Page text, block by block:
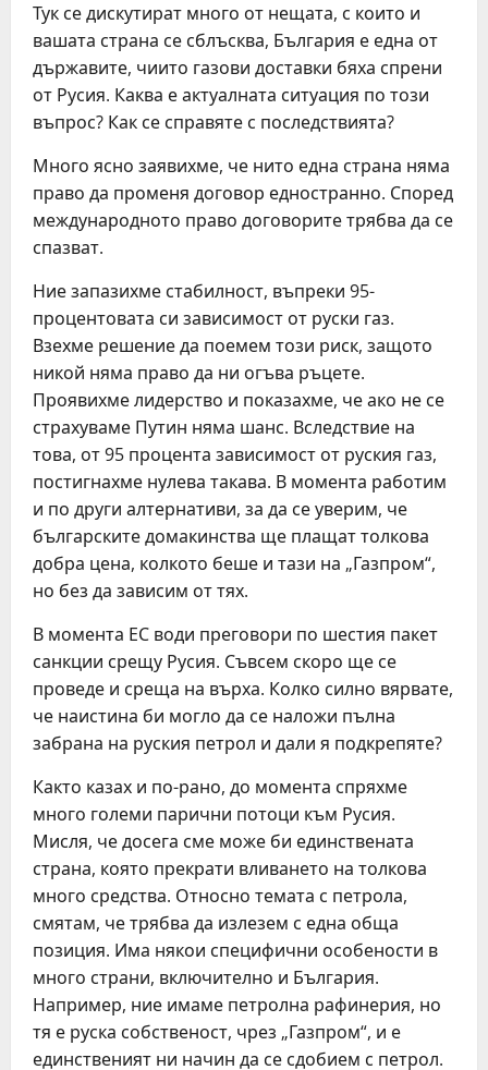
Тук се дискутират много от нещата, с които и
вашата страна се сблъсква, България е една от
държавите, чиито газови доставки бяха спрени
от Русия. Каква е актуалната ситуация по този
въпрос? Как се справяте с последствията?
Много ясно заявихме, че нито една страна няма
право да променя договор едностранно. Според
международното право договорите трябва да се
спазват.
Ние запазихме стабилност, въпреки 95-
процентовата си зависимост от руски газ.
Взехме решение да поемем този риск, защото
никой няма право да ни огъва ръцете.
Проявихме лидерство и показахме, че ако не се
страхуваме Путин няма шанс. Вследствие на
това, от 95 процента зависимост от руския газ,
постигнахме нулева такава. В момента работим
и по други алтернативи, за да се уверим, че
българските домакинства ще плащат толкова
добра цена, колкото беше и тази на „Газпром“,
но без да зависим от тях.
В момента ЕС води преговори по шестия пакет
санкции срещу Русия. Съвсем скоро ще се
проведе и среща на върха. Колко силно вярвате,
че наистина би могло да се наложи пълна
забрана на руския петрол и дали я подкрепяте?
Както казах и по-рано, до момента спряхме
много големи парични потоци към Русия.
Мисля, че досега сме може би единствената
страна, която прекрати вливането на толкова
много средства. Относно темата с петрола,
смятам, че трябва да излезем с една обща
позиция. Има някои специфични особености в
много страни, включително и България.
Например, ние имаме петролна рафинерия, но
тя е руска собственост, чрез „Газпром“, и е
единственият ни начин да се сдобием с петрол.